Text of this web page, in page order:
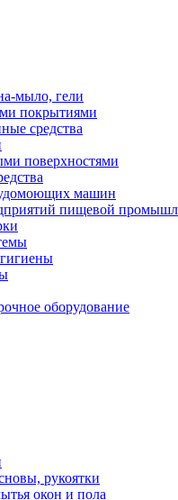
мыло, гели
покрытиями
средства
поверхностями
машин
пищевой
оборудование
рукоятки
окон и пола